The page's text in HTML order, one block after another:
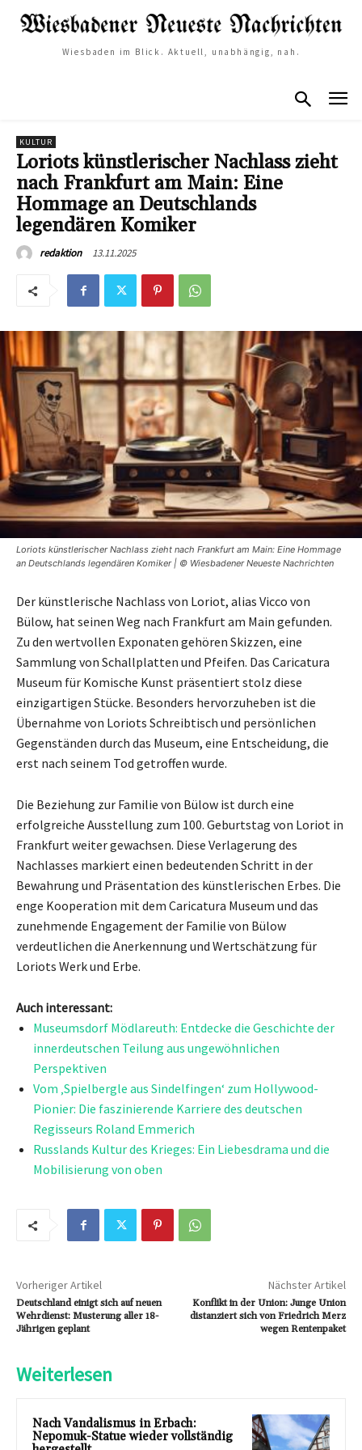
Wiesbaden im Blick. Aktuell, unabhängig, nah.
KULTUR
Loriots künstlerischer Nachlass zieht
nach Frankfurt am Main: Eine
Hommage an Deutschlands
legendären Komiker
redaktion 13.11.2025
Loriots künstlerischer Nachlass zieht nach Frankfurt am Main: Eine Hommage
an Deutschlands legendären Komiker | © Wiesbadener Neueste Nachrichten
Der künstlerische Nachlass von Loriot, alias Vicco von
Bülow, hat seinen Weg nach Frankfurt am Main gefunden.
Zu den wertvollen Exponaten gehören Skizzen, eine
Sammlung von Schallplatten und Pfeifen. Das Caricatura
Museum für Komische Kunst präsentiert stolz diese
einzigartigen Stücke. Besonders hervorzuheben ist die
Übernahme von Loriots Schreibtisch und persönlichen
Gegenständen durch das Museum, eine Entscheidung, die
erst nach seinem Tod getroffen wurde.
Die Beziehung zur Familie von Bülow ist durch eine
erfolgreiche Ausstellung zum 100. Geburtstag von Loriot in
Frankfurt weiter gewachsen. Diese Verlagerung des
Nachlasses markiert einen bedeutenden Schritt in der
Bewahrung und Präsentation des künstlerischen Erbes. Die
enge Kooperation mit dem Caricatura Museum und das
zunehmende Engagement der Familie von Bülow
verdeutlichen die Anerkennung und Wertschätzung für
Loriots Werk und Erbe.
Auch interessant:
Museumsdorf Mödlareuth: Entdecke die Geschichte der
innerdeutschen Teilung aus ungewöhnlichen
Perspektiven
Vom ‚Spielbergle aus Sindelfingen‘ zum Hollywood-
Pionier: Die faszinierende Karriere des deutschen
Regisseurs Roland Emmerich
Russlands Kultur des Krieges: Ein Liebesdrama und die
Mobilisierung von oben
Vorheriger Artikel
Deutschland einigt sich auf neuen
Wehrdienst: Musterung aller 18-
Jährigen geplant
Nächster Artikel
Konflikt in der Union: Junge Union
distanziert sich von Friedrich Merz
wegen Rentenpaket
Weiterlesen
Nach Vandalismus in Erbach:
Nepomuk-Statue wieder vollständig